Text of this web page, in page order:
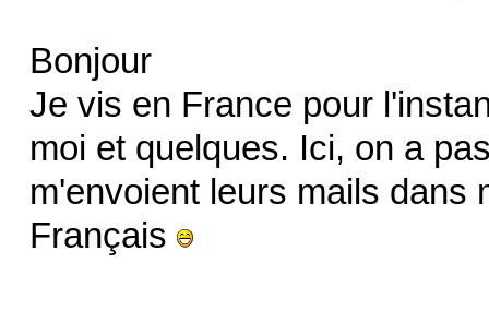
Bonjour
Je vis en France pour
moi et quelques. Ici, on a
m'envoient leurs mails dans
Français